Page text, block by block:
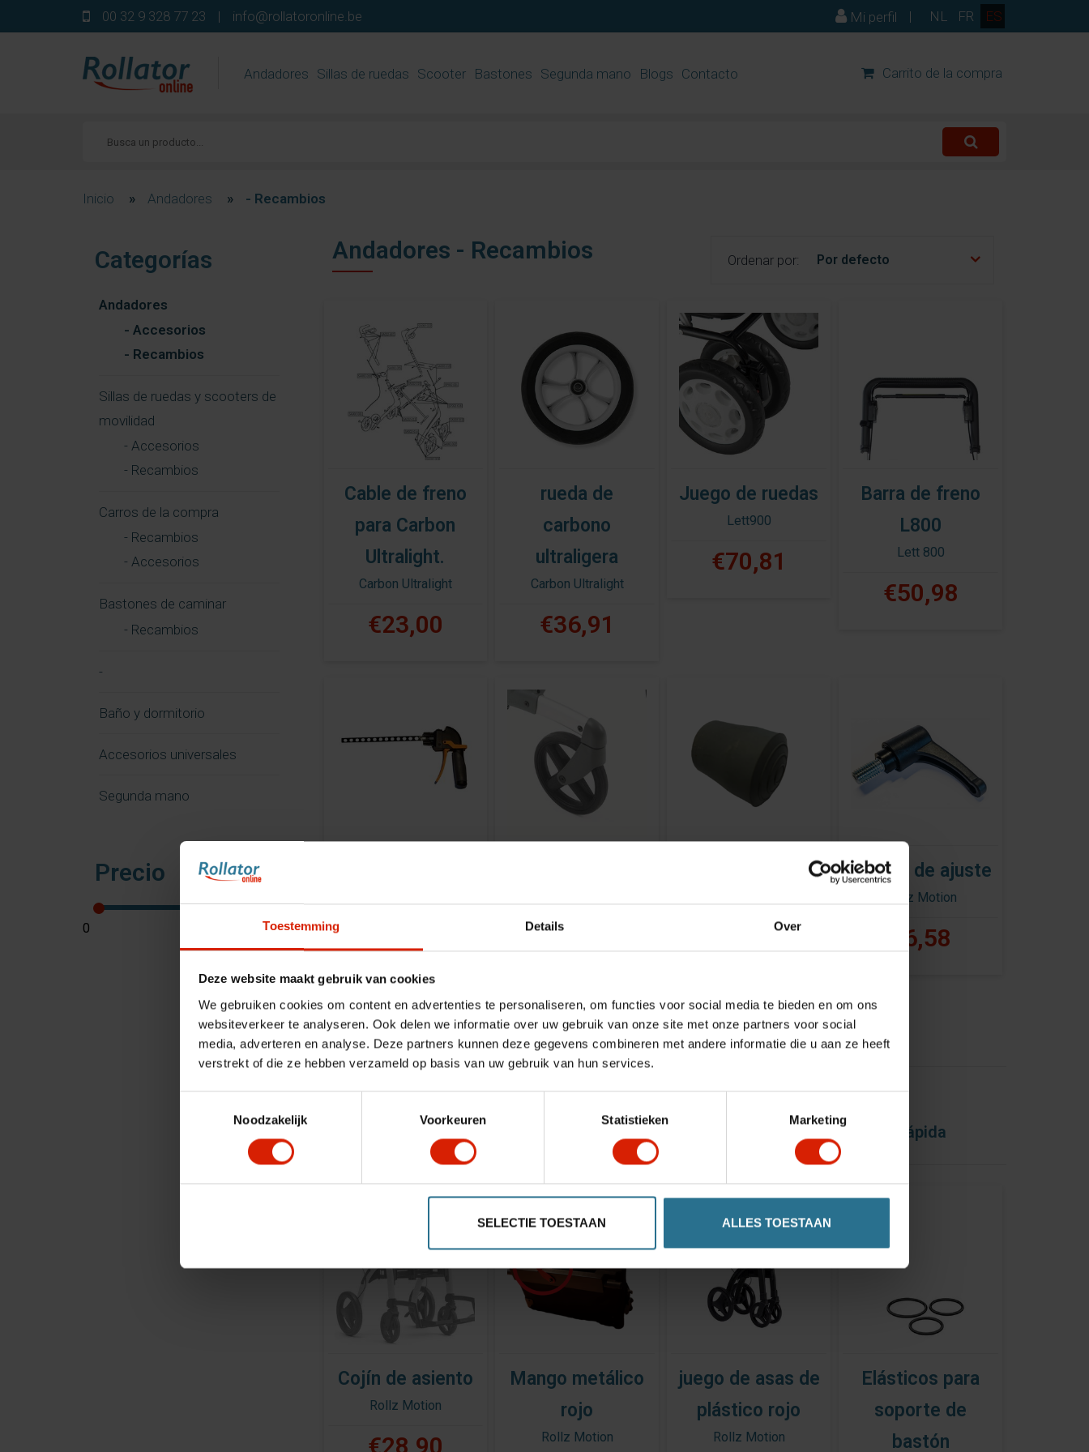
Toestemming Details Over
Deze website maakt gebruik van cookies
We gebruiken cookies om content en advertenties te personaliseren, om functies voor social media te bieden en om ons
websiteverkeer te analyseren. Ook delen we informatie over uw gebruik van onze site met onze partners voor social
media, adverteren en analyse. Deze partners kunnen deze gegevens combineren met andere informatie die u aan ze heeft
verstrekt of die ze hebben verzameld op basis van uw gebruik van hun services.
Noodzakelijk
Voorkeuren Statistieken Marketing
SELECTIE TOESTAAN ALLES TOESTAAN
00 32 9 328 77 23 | info@rollatoronline.be NL FR ES
Mi perfil |
Andadores Sillas de ruedas ​Scooter Bastones Segunda mano Blogs Contacto Carrito de la compra
Inicio » Andadores » - Recambios
Categorías
Andadores
- Accesorios
- Recambios
Sillas de ruedas y scooters de
movilidad
- Accesorios
- Recambios
Carros de la compra
- Recambios
- Accesorios
Bastones de caminar
- Recambios
-
Baño y dormitorio
Accesorios universales
Segunda mano
Precio
Andadores - Recambios Ordenar por:
Cable de freno
para Carbon
Ultralight.
Carbon Ultralight
€23,00
rueda de
carbono
ultraligera
Carbon Ultralight
€36,91
Juego de ruedas
Lett900
€70,81
Barra de freno
L800
Lett 800
€50,98
€24,89
Forta ARA-C &
ARA-K Plastic
foot per piece
€6,92
Tornillo de ajuste
Rollz Motion
€6,58
Entrega rápida
Cojín de asiento
Rollz Motion
€28,90
Mango metálico
rojo
Rollz Motion
juego de asas de
plástico rojo
Rollz Motion
Elásticos para
soporte de
bastón